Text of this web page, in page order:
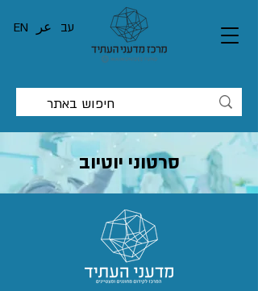
EN عر עב
סרטוני יוטיוב